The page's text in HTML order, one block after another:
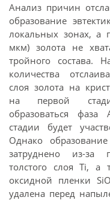
Анализ причин
образование
локальных зонах, а
мкм) золота не
тройного состава.
количества
слоя золота на
на первой
образоваться
стадии будет
Однако
затруднено из-за
толстого слоя Ti, а
оксидной пленки
удалена перед